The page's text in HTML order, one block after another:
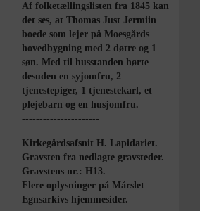
Af folketællingslisten fra 1845 kan
det ses, at Thomas Just Jermiin
boede som lejer på Moesgårds
hovedbygning med 2 døtre og 1
søn. Med til husstanden hørte
desuden en syjomfru, 2
tjenestepiger, 1 tjenestekarl, et
plejebarn og en husjomfru.
----------------------
Kirkegårdsafsnit H. Lapidariet.
Gravsten fra nedlagte gravsteder.
Gravstens nr.: H13.
Flere oplysninger på Mårslet
Egnsarkivs hjemmesider.